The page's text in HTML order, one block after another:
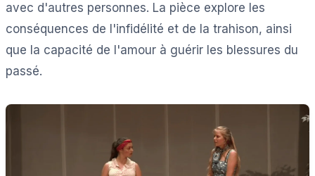
avec d'autres personnes. La pièce explore les
conséquences de l'infidélité et de la trahison, ainsi
que la capacité de l'amour à guérir les blessures du
passé.